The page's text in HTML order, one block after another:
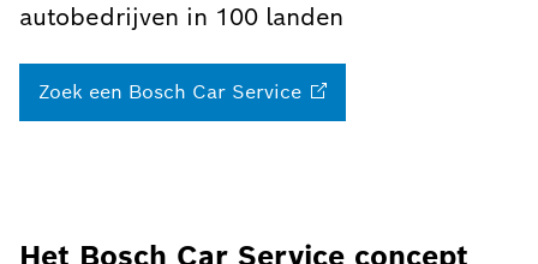
autobedrijven in 100 landen
Zoek een Bosch Car Service
Het Bosch Car Service concept